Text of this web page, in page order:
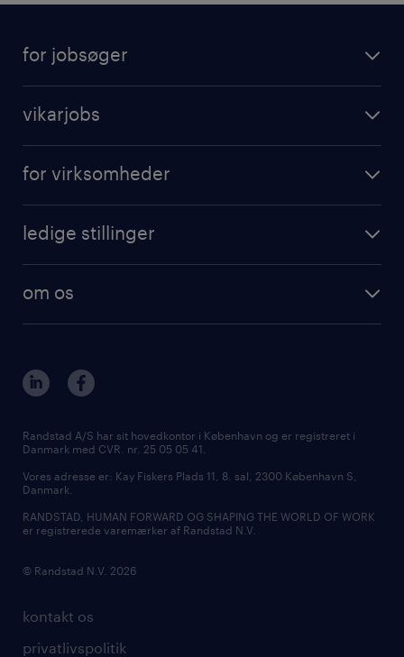
for jobsøger
vikarjobs
for virksomheder
ledige stillinger
om os
kontakt os
privatlivspolitik
Randstad A/S har sit hovedkontor i København og er registreret i
Danmark med CVR. nr. 25 05 05 41.
Vores adresse er: Kay Fiskers Plads 11, 8. sal, 2300 København S,
Danmark.
RANDSTAD, HUMAN FORWARD OG SHAPING THE WORLD OF WORK
er registrerede varemærker af Randstad N.V.
© Randstad N.V. 2026